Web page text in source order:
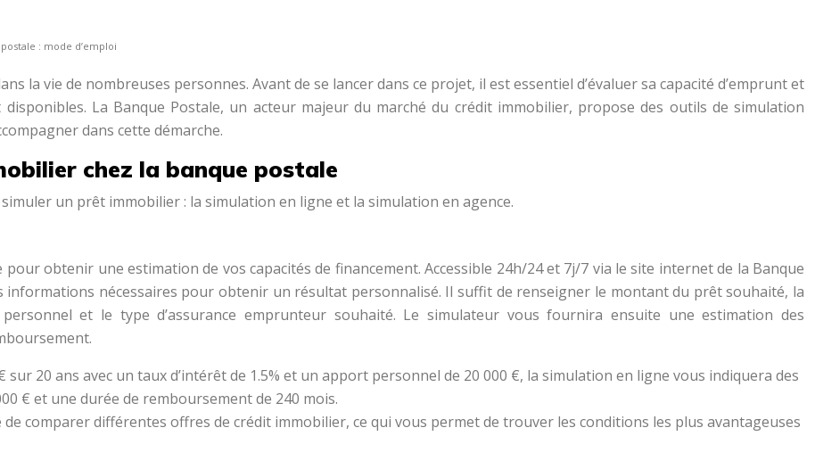
: mode d’emploi
la vie de nombreuses personnes. Avant de se lancer dans ce projet, il est essentiel d’évaluer sa capacité d’emprunt et
La Banque Postale, un acteur majeur du marché du crédit immobilier, propose des outils de simulation
dans cette démarche.
chez la banque postale
un prêt immobilier : la simulation en ligne et la simulation en agence.
obtenir une estimation de vos capacités de financement. Accessible 24h/24 et 7j/7 via le site internet de la Banque
informations nécessaires pour obtenir un résultat personnalisé. Il suffit de renseigner le montant du prêt souhaité, la
et le type d’assurance emprunteur souhaité. Le simulateur vous fournira ensuite une estimation des
20 ans avec un taux d’intérêt de 1.5% et un apport personnel de 20 000 €, la simulation en ligne vous indiquera des
€ et une durée de remboursement de 240 mois.
comparer différentes offres de crédit immobilier, ce qui vous permet de trouver les conditions les plus avantageuses